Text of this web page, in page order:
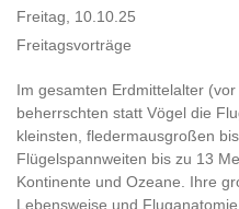
Freitag, 10.10.25
Freitagsvorträge
Im gesamten Erdmittelalter
beherrschten statt Vögel die
kleinsten, fledermausgroßen
Flügelspannweiten bis zu 13
Kontinente und Ozeane. Ihre
Lebensweise und